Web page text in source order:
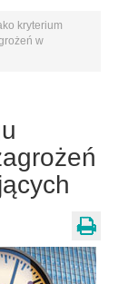
kryterium
w